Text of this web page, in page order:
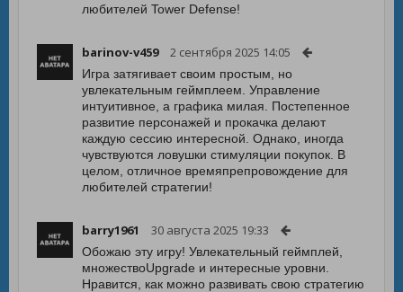
любителей Tower Defense!
barinov-v459 2 сентября 2025 14:05
Игра затягивает своим простым, но
увлекательным геймплеем. Управление
интуитивное, а графика милая. Постепенное
развитие персонажей и прокачка делают
каждую сессию интересной. Однако, иногда
чувствуются ловушки стимуляции покупок. В
целом, отличное времяпрепровождение для
любителей стратегии!
barry1961 30 августа 2025 19:33
Обожаю эту игру! Увлекательный геймплей,
множествоUpgrade и интересные уровни.
Нравится, как можно развивать свою стратегию